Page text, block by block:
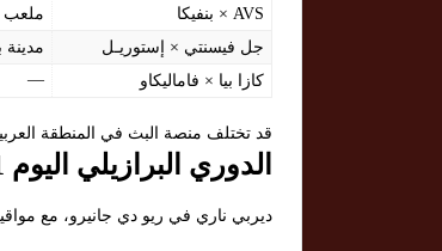
AVS × بنفيكا ملعب
جل فيسنتي × إستوريـل
كازا بيا × فاماليكاو
—
قد تختلف منصة البث في المنطقة
الدوري البرازيلي اليوم 21 سبتمبر 2025
ديربي ناري في ريو دي جانيرو، مع